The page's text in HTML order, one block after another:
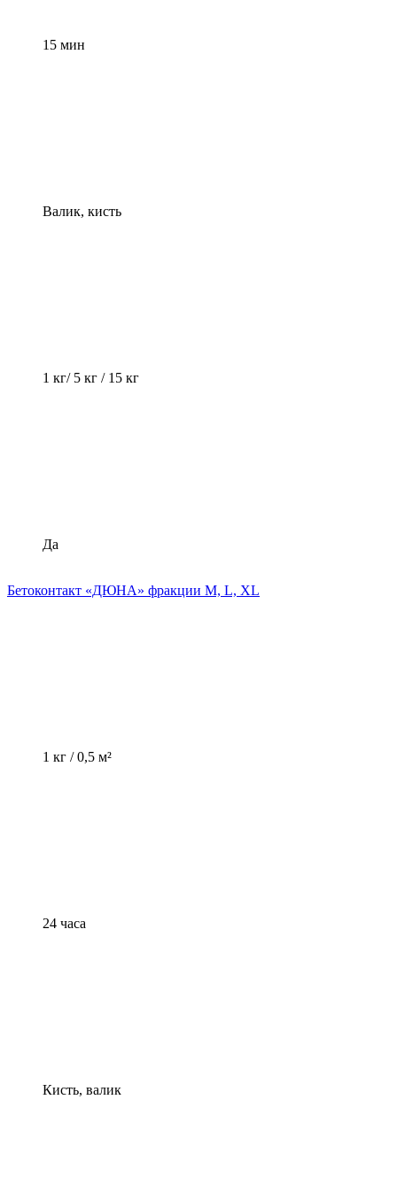
15 мин
Валик, кисть
1 кг/ 5 кг / 15 кг
Да
Бетоконтакт «ДЮНА» фракции M, L, XL
1 кг / 0,5 м²
24 часа
Кисть, валик